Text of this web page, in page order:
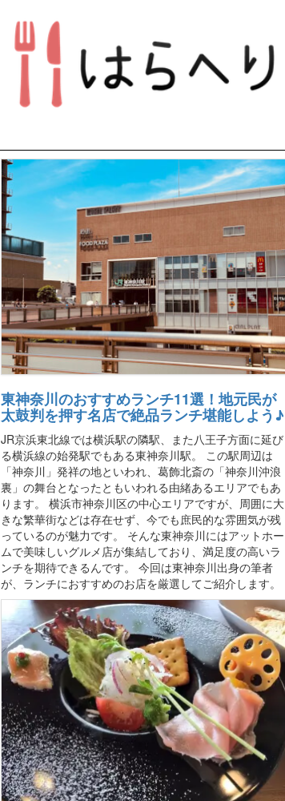
東神奈川のおすすめランチ11選！地元民が
太鼓判を押す名店で絶品ランチ堪能しよう♪
JR京浜東北線では横浜駅の隣駅、また八王子方面に延び
る横浜線の始発駅でもある東神奈川駅。 この駅周辺は
「神奈川」発祥の地といわれ、葛飾北斎の「神奈川沖浪
裏」の舞台となったともいわれる由緒あるエリアでもあ
ります。 横浜市神奈川区の中心エリアですが、周囲に大
きな繁華街などは存在せず、今でも庶民的な雰囲気が残
っているのが魅力です。 そんな東神奈川にはアットホー
ムで美味しいグルメ店が集結しており、満足度の高いラ
ンチを期待できるんです。 今回は東神奈川出身の筆者
が、ランチにおすすめのお店を厳選してご紹介します。